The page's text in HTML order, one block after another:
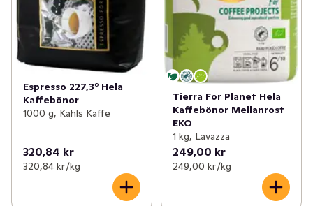
Espresso 227,3° Hela
Kaffebönor
1000 g, Kahls Kaffe
320,84 kr
320,84 kr /kg
Tierra For Planet Hela
Kaffebönor Mellanrost
EKO
1 kg, Lavazza
249,00 kr
249,00 kr /kg